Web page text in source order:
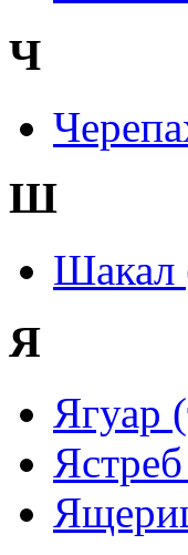
Ч
Ш
Шакал
Я
Ягуар